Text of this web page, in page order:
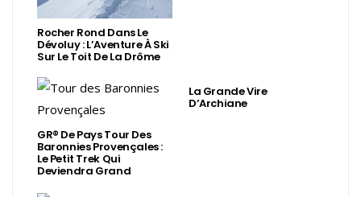
Rocher Rond Dans Le
Dévoluy : L’Aventure À Ski
Sur Le Toit De La Drôme
GR® De Pays Tour Des
Baronnies Provençales :
Le Petit Trek Qui
Deviendra Grand
La Grande Vire
D’Archiane